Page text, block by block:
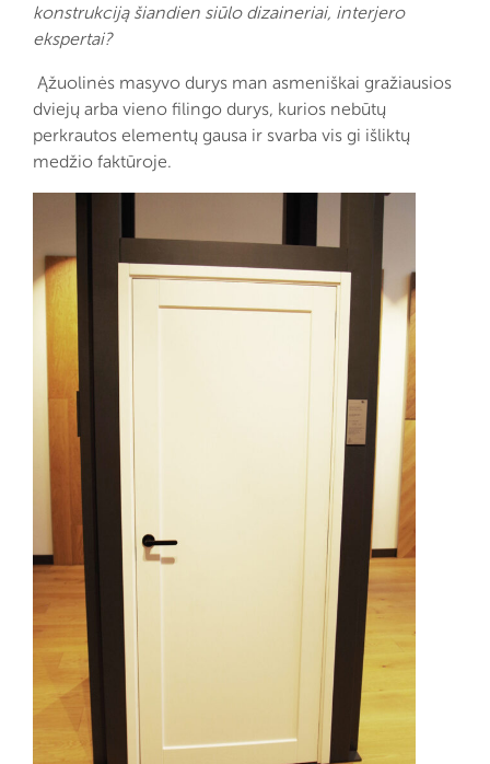
konstrukciją šiandien siūlo dizaineriai, interjero
ekspertai?
Ąžuolinės masyvo durys man asmeniškai gražiausios
dviejų arba vieno filingo durys, kurios nebūtų
perkrautos elementų gausa ir svarba vis gi išliktų
medžio faktūroje.